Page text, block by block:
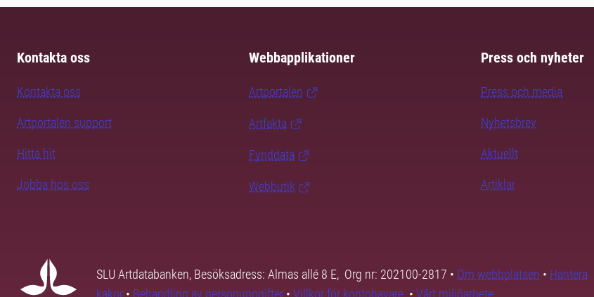
Kontakta oss
Kontakta oss
Artportalen support
Hitta hit
Jobba hos oss
Webbapplikationer
Artportalen
Artfakta
Fynddata
Webbutik
Press och nyheter
Press och media
Nyhetsbrev
Aktuellt
Artiklar
SLU Artdatabanken, Besöksadress: Almas allé 8 E, Org nr: 202100-2817 • Om webbplatsen • Hantera
kakor • Behandling av personuppgifter • Villkor för kontohavare • Vårt miljöarbete